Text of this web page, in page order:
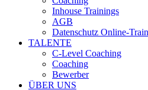
Inhouse Trainings
AGB
Datenschutz Online-
TALENTE
C-Level Coaching
Coaching
Bewerber
ÜBER UNS